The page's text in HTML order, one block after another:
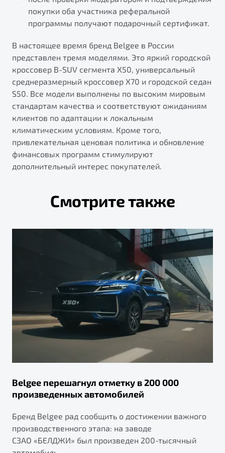
Универсальный кроссовер
от 2 499 990 ₽*
Обзор В наличии
Клиентская поддержка
покупки оба участника реферальной
программы получают подарочный сертификат.
В настоящее время бренд Belgee в России
представлен тремя моделями. Это яркий городской
кроссовер B-SUV сегмента X50, универсальный
среднеразмерный кроссовер X70 и городской седан
S50. Все модели выполнены по высоким мировым
стандартам качества и соответствуют ожиданиям
клиентов по адаптации к локальным
климатическим условиям. Кроме того,
привлекательная ценовая политика и обновление
финансовых программ стимулируют
дополнительный интерес покупателей.
Смотрите также
Belgee перешагнул отметку в 200 000
произведенных автомобилей
Бренд Belgee рад сообщить о достижении важного
производственного этапа: на заводе
СЗАО «БЕЛДЖИ» был произведен 200-тысячный